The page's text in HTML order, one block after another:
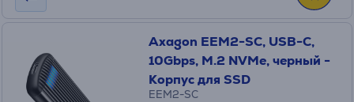
Axagon EEM2-SC, USB-C,
10Gbps, M.2 NVMe, черный -
Корпус для SSD
EEM2-SC